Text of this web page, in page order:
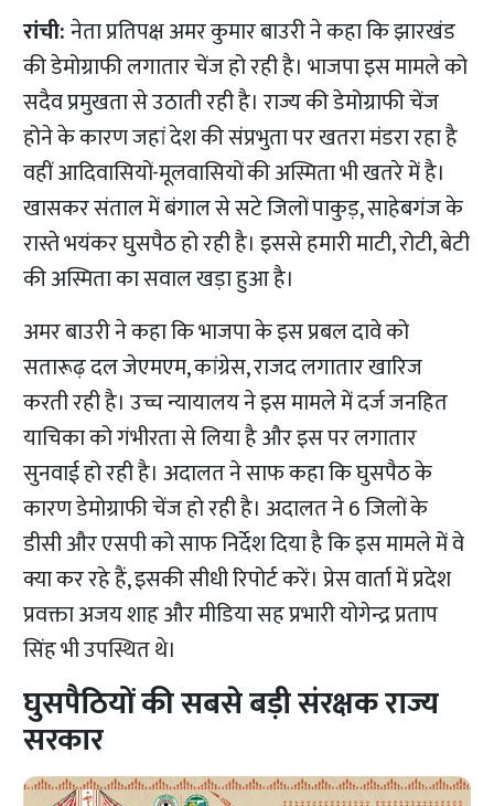
रांची:नेता प्रतिपक्ष अमर कुमार बाउरी ने कहा कि झारखंड
की डेमोग्राफी लगातार चेंज हो रही है। भाजपा इस मामले को
सदैव प्रमुखता से उठाती रही है। राज्य की डेमोग्राफी चेंज
होने के कारण जहां देश की संप्रभुता पर खतरा मंडरा रहा है
वहीं आदिवासियों-मूलवासियों की अस्मिता भी खतरे में है।
खासकर संताल में बंगाल से सटे जिलों पाकुड़, साहेबगंज के
रास्ते भयंकर घुसपैठ हो रही है। इससे हमारी माटी, रोटी, बेटी
की अस्मिता का सवाल खड़ा हुआ है।
अमर बाउरी ने कहा कि भाजपा के इस प्रबल दावे को
सतारूढ़ दल जेएमएम, कांग्रेस, राजद लगातार खारिज
करती रही है। उच्च न्यायालय ने इस मामले में दर्ज जनहित
याचिका को गंभीरता से लिया है और इस पर लगातार
सुनवाई हो रही है। अदालत ने साफ कहा कि घुसपैठ के
कारण डेमोग्राफी चेंज हो रही है। अदालत ने 6 जिलों के
डीसी और एसपी को साफ निर्देश दिया है कि इस मामले में वे
क्या कर रहे हैं, इसकी सीधी रिपोर्ट करें। प्रेस वार्ता में प्रदेश
प्रवक्ता अजय शाह और मीडिया सह प्रभारी योगेन्द्र प्रताप
सिंह भी उपस्थित थे।
घुसपैठियों की सबसे बड़ी संरक्षक राज्य
सरकार